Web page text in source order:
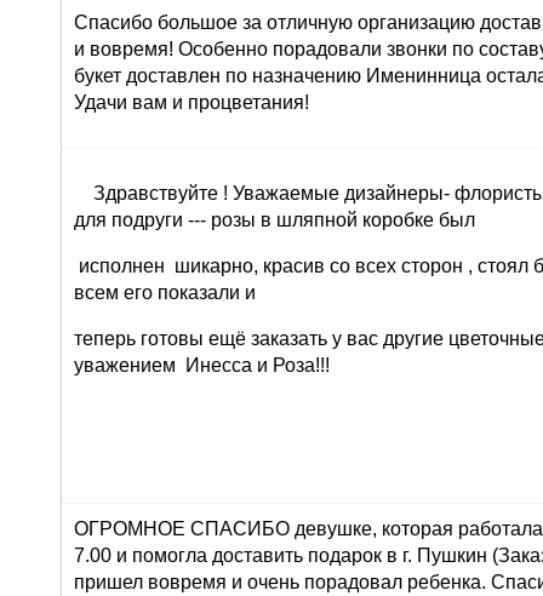
Спасибо большое за отличную организацию
и вовремя! Особенно порадовали звонки по
букет доставлен по назначению Именинница
Удачи вам и процветания!
Здравствуйте ! Уважаемые дизайнеры-
для подруги --- розы в шляпной коробке был
исполнен шикарно, красив со всех сторон ,
всем его показали и
теперь готовы ещё заказать у вас другие
уважением Инесса и Роза!!!
ОГРОМНОЕ СПАСИБО девушке, которая работала
7.00 и помогла доставить подарок в г. Пушкин
пришел вовремя и очень порадовал ребенка.